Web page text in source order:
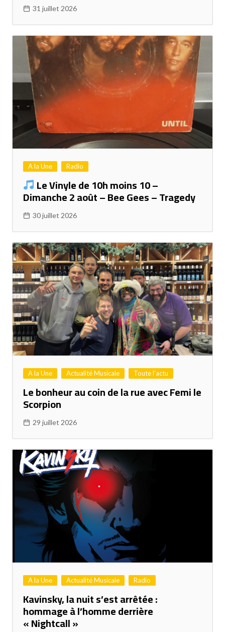
31 juillet 2026
A la Une Radio
Le Vinyle de 10h moins 10 –
Dimanche 2 août – Bee Gees – Tragedy
30 juillet 2026
A la Une Actualité Musicale Toute l'actu
Le bonheur au coin de la rue avec Femi le
Scorpion
29 juillet 2026
A la Une Actualité Musicale Radio
Kavinsky, la nuit s’est arrêtée :
hommage à l’homme derrière
« Nightcall »